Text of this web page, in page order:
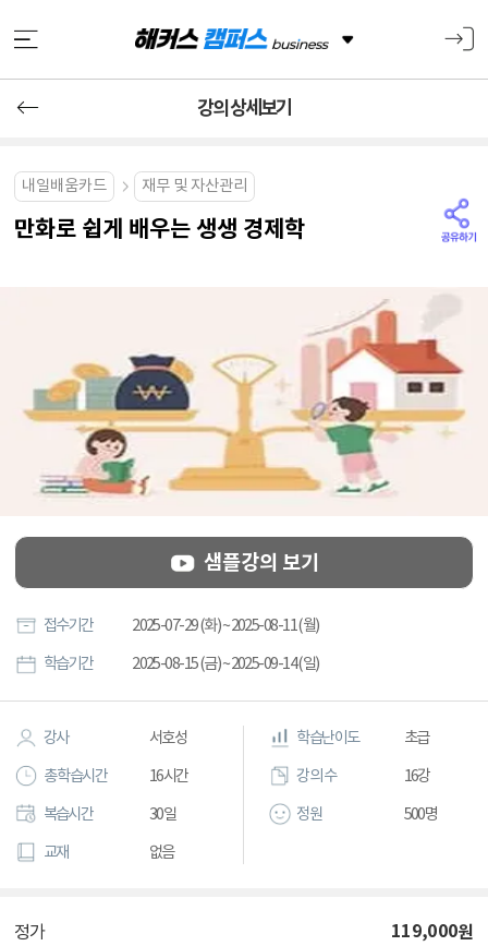
강의 상세보기
내일배움카드 재무 및 자산관리
만화로 쉽게 배우는 생생 경제학
샘플강의 보기
접수기간 2025-07-29 (화) ~ 2025-08-11 (월)
학습기간 2025-08-15 (금) ~ 2025-09-14 (일)
강사 서호성
총 학습시간 16시간
복습시간 30일
교재 없음
학습난이도 초급
강의 수 16강
정원 500명
정가 119,000원